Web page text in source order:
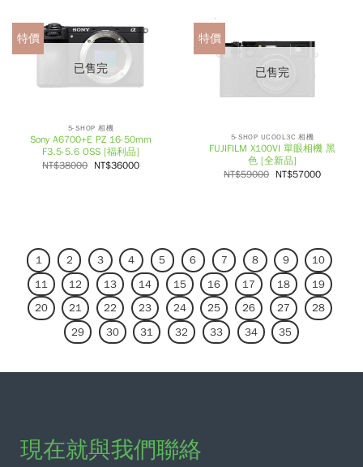
特價
已售完
5-SHOP 相機
Sony A6700+E PZ 16-50mm
F3.5-5.6 OSS [福利品]
NT$38000 NT$36000
特價
已售完
5-SHOP UCOOL3C 相機
FUJIFILM X100VI 單眼相機 黑
色 [全新品]
NT$59000 NT$57000
1 2 3 4 5 6 7 8 9
10
11
12 13 14 15 16 17 18
19
20
21 22 23 24 25 26 27
28
29
30 31 32 33 34 35
現在就與我們聯絡